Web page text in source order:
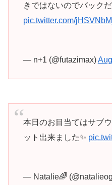
きではないのでバック
pic.twitter.com/
— n+1 (@futazimax)
本日のお目当てはサブ
ット出来ました✨️
— Natalie🌈